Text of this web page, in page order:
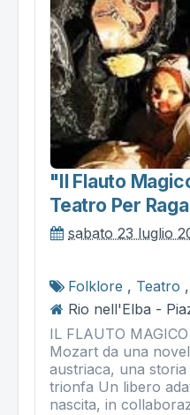
"il Flauto
Teatro Per
sabato 23 luglio
Folklore , Teatro ,
Rio nell'Elba -
IL FLAUTO
Mozart da una
austriaca, una storia
trionfa Un libero
nascita, in